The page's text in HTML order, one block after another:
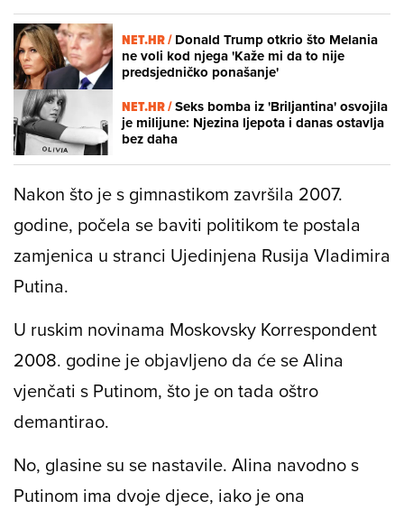
NET.HR /Donald Trump otkrio što Melania
ne voli kod njega 'Kaže mi da to nije
predsjedničko ponašanje'
NET.HR /Seks bomba iz 'Briljantina' osvojila
je milijune: Njezina ljepota i danas ostavlja
bez daha
Nakon što je s gimnastikom završila 2007.
godine, počela se baviti politikom te postala
zamjenica u stranci Ujedinjena Rusija Vladimira
Putina.
U ruskim novinama Moskovsky Korrespondent
2008. godine je objavljeno da će se Alina
vjenčati s Putinom, što je on tada oštro
demantirao.
No, glasine su se nastavile. Alina navodno s
Putinom ima dvoje djece, iako je ona